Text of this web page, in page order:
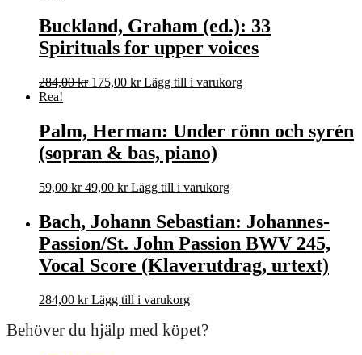
Buckland, Graham (ed.): 33
Spirituals for upper voices
284,00kr Det
var:
284,00 kr.
175,00 krDet
175,00 kr.
Lägg till i varukorg
Rea!
Palm, Herman: Under rönn och syrén
(sopran & bas, piano)
59,00kr Det
priset
var:
59,00 kr.
49,00 krDet
är:
49,00 kr.
Lägg till i varukorg
Bach, Johann Sebastian: Johannes-
Passion/St. John Passion BWV 245,
Vocal Score (Klaverutdrag, urtext)
284,00 kr Lägg till i varukorg
Behöver du hjälp med köpet?